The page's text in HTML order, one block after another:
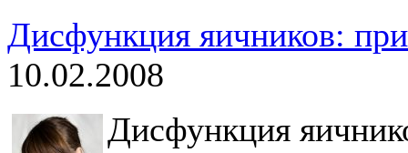
Дисфункция яичников:
10.02.2008
Дисфункция